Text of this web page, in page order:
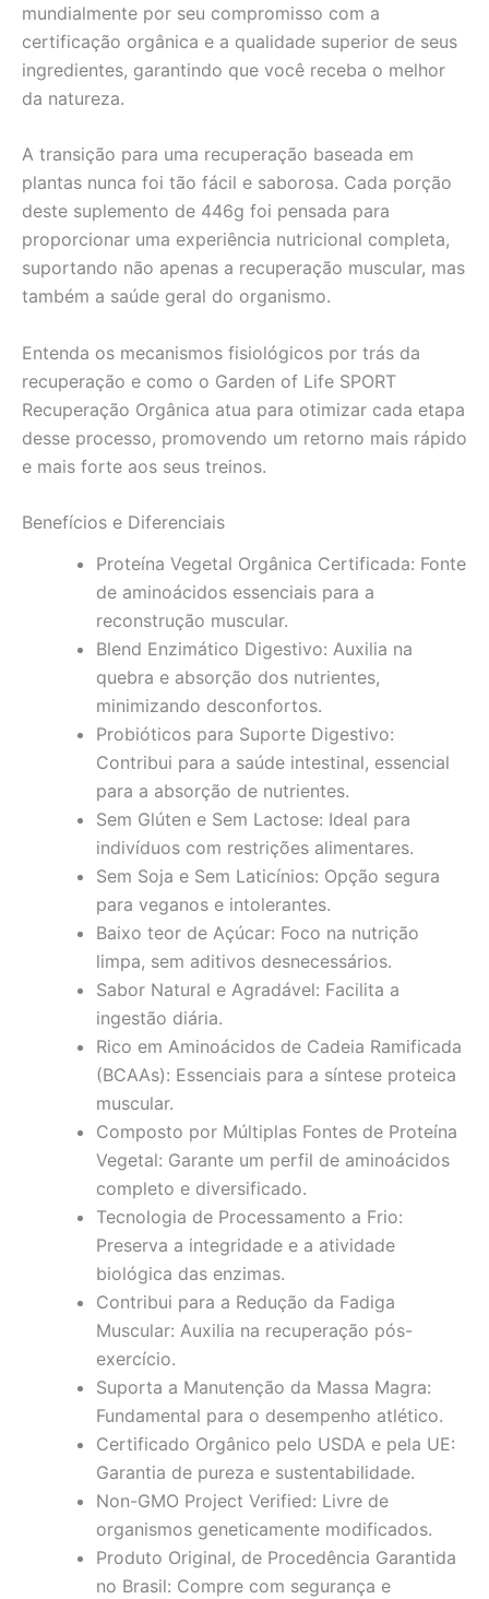
mundialmente por seu compromisso com a
certificação orgânica e a qualidade superior de seus
ingredientes, garantindo que você receba o melhor
da natureza.
A transição para uma recuperação baseada em
plantas nunca foi tão fácil e saborosa. Cada porção
deste suplemento de 446g foi pensada para
proporcionar uma experiência nutricional completa,
suportando não apenas a recuperação muscular, mas
também a saúde geral do organismo.
Entenda os mecanismos fisiológicos por trás da
recuperação e como o Garden of Life SPORT
Recuperação Orgânica atua para otimizar cada etapa
desse processo, promovendo um retorno mais rápido
e mais forte aos seus treinos.
Benefícios e Diferenciais
Proteína Vegetal Orgânica Certificada: Fonte
de aminoácidos essenciais para a
reconstrução muscular.
Blend Enzimático Digestivo: Auxilia na
quebra e absorção dos nutrientes,
minimizando desconfortos.
Probióticos para Suporte Digestivo:
Contribui para a saúde intestinal, essencial
para a absorção de nutrientes.
Sem Glúten e Sem Lactose: Ideal para
indivíduos com restrições alimentares.
Sem Soja e Sem Laticínios: Opção segura
para veganos e intolerantes.
Baixo teor de Açúcar: Foco na nutrição
limpa, sem aditivos desnecessários.
Sabor Natural e Agradável: Facilita a
ingestão diária.
Rico em Aminoácidos de Cadeia Ramificada
(BCAAs): Essenciais para a síntese proteica
muscular.
Composto por Múltiplas Fontes de Proteína
Vegetal: Garante um perfil de aminoácidos
completo e diversificado.
Tecnologia de Processamento a Frio:
Preserva a integridade e a atividade
biológica das enzimas.
Contribui para a Redução da Fadiga
Muscular: Auxilia na recuperação pós-
exercício.
Suporta a Manutenção da Massa Magra:
Fundamental para o desempenho atlético.
Certificado Orgânico pelo USDA e pela UE:
Garantia de pureza e sustentabilidade.
Non-GMO Project Verified: Livre de
organismos geneticamente modificados.
Produto Original, de Procedência Garantida
no Brasil: Compre com segurança e